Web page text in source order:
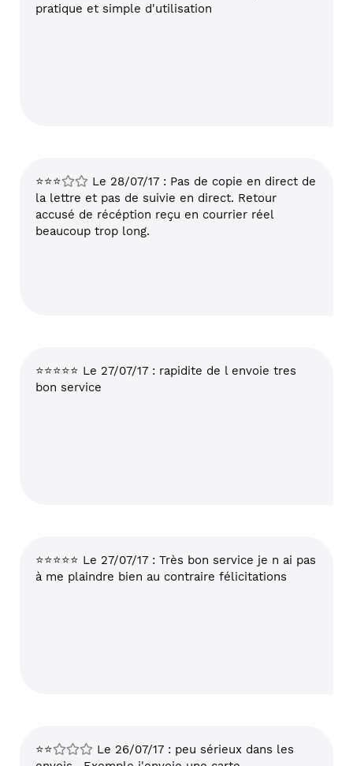
pratique et simple d'utilisation
⭐⭐⭐
Le 28/07/17 : Pas de copie en direct de
la lettre et pas de suivie en direct. Retour
accusé de récéption reçu en courrier réel
beaucoup trop long.
⭐⭐⭐⭐⭐ Le 27/07/17 : rapidite de l envoie tres
bon service
⭐⭐⭐⭐⭐ Le 27/07/17 : Très bon service je n ai pas
à me plaindre bien au contraire félicitations
⭐⭐
Le 26/07/17 : peu sérieux dans les